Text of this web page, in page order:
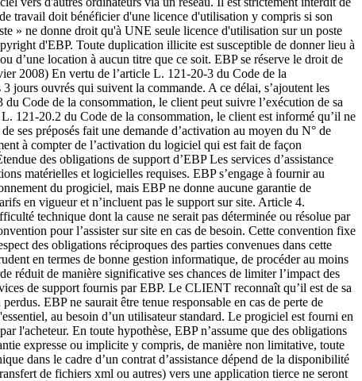
travail doit bénéficier d'une licence d'utilisation y compris si son
» ne donne droit qu'à UNE seule licence d'utilisation sur un poste
d'EBP. Toute duplication illicite est susceptible de donner lieu à
d’une location à aucun titre que ce soit. EBP se réserve le droit de
2008) En vertu de l’article L. 121-20-3 du Code de la
jours ouvrés qui suivent la commande. A ce délai, s’ajoutent les
Code de la consommation, le client peut suivre l’exécution de sa
121-20.2 du Code de la consommation, le client est informé qu’il ne
ses préposés fait une demande d’activation au moyen du N° de
à compter de l’activation du logiciel qui est fait de façon
des obligations de support d’EBP Les services d’assistance
matérielles et logicielles requises. EBP s’engage à fournir au
du progiciel, mais EBP ne donne aucune garantie de
en vigueur et n’incluent pas le support sur site. Article 4.
technique dont la cause ne serait pas déterminée ou résolue par
pour l’assister sur site en cas de besoin. Cette convention fixe
des obligations réciproques des parties convenues dans cette
en termes de bonne gestion informatique, de procéder au moins
réduit de manière significative ses chances de limiter l’impact des
de support fournis par EBP. Le CLIENT reconnaît qu’il est de sa
EBP ne saurait être tenue responsable en cas de perte de
au besoin d’un utilisateur standard. Le progiciel est fourni en
l'acheteur. En toute hypothèse, EBP n’assume que des obligations
expresse ou implicite y compris, de manière non limitative, toute
dans le cadre d’un contrat d’assistance dépend de la disponibilité
sont portées à la connaissance des clients d’abord sur le site internet www.ebp.com avec un préavis minimum de trois mois soit au plus tard le 1 er juin de chaque année pour une prise d’effet à compter du 1 er septembre de chaque année. Les tarifs sont enfin rappelés sur la facture de renouvellement au minimum 15 jours avant l’échéance du contrat.Article 2. Exécution, durée du contrat et rétractation Le présent contrat, ses annexes et ses Conditions Particulières, à l'exclusion de tout autre document, définissent toutes les conditions auxquelles sont fournis les services d’EBP. Le présent contrat entre en vigueur à sa souscription et est conclu par période d’une année à compter de son acceptation. Il est renouvelable annuellement par tacite reconduction pour une nouvelle durée de un an. La résiliation du contrat par l'une ou l'autre des parties devra être faite par lettre recommandée AR au moins 1 mois avant son échéance qui est la date anniversaire de sa souscription initiale. En conformité avec l’article L. 121-20.2 du Code de la consommation, le client est informé qu’il ne peut pas exercer son « droit de rétractation », auquel il renonce expressément. Et ce, dans la mesure où le présent contrat de services trouve un commencement d’exécution immédiatement à compter de l’acception du présent contrat qui est présumé se faire de façon concomitante avec sa souscription et/ou son règlement. Le client ayant un accès immédiat à tous les services du contrat. Article 3. Résiliation anticipée et règlement judiciaire 3.1.EBP pourra résilier de plein droit et sans préavis en cas de non-paiement par le CLIENT huit (8) jours calendaires après la date de réception par le CLIENT d'une mise en demeure par courrier recommandé avec accusé de réception ou en cas d'inexécution par le CLIENT de toute autre obligation importante aux termes du présent contrat. 3.2. L'une des parties pourra notifier à l'autre la résiliation immédiate du présent contrat en cas de, procédure de redressement judiciaire ou de liquidation judiciaire, dissolution ou cessation d'activité de l'autre partie pour quelque cause que ce soit. La résiliation du présent contrat, en application du présent article, sera acquise de plein droit et dans le délai d'un mois et sans qu'aucune procédure judiciaire ne soit nécessaire dès que la partie en défaut aura reçu notification de cette résiliation sous préavis d'un mois. Le contrat pendant cette période sera suspendu. Le mandataire judiciaire dispose d'un délai d'un mois pour réactiver le contrat et donc le poursuivre. Article 4. Accès aux services Pour bénéficier des services, objets du présent contrat, le client dispose d’un identifiant composé principalement d’un « N° de licence » qui est strictement personnel et confidentiel. Ce code d’accès ne doit être utilisé que par le Client et ne doit pas être communiqué ou cédé à titre gratuit ou onéreux à des tiers non parties au présent contrat. En conformité avec l’article L. 121-84-3 du Code de la consommation (« loi Chatel ») le service hot-line d’EBP est accessible depuis le territoire métropolitain, par un numéro d’appel fixe et non surtaxé. Article 5. Services fournis au titre du contrat de support Le support de base comprend : ? L’assistance téléphonique (hot-line) ou écrite (email, fax, courrier) du lundi au vendredi sauf jours fériés légaux de France Métropolitaine ? la correction sous forme d’une mise à jour au moyen d’une version mineure des anomalies constatées par EBP par rapport au fonctionnement normal, standard et reproductible du logiciel. La livraison des nouvelles versions correctives pouvant se faire par téléchargement sur Internet ou par expédition par courrier postal du support CD-Rom du logiciel. EBP informe le Client, par tous moyens à sa convenance, de la disponibilité d’une mise à jour. Cette information se fait principalement sur le site www.ebp.com. La nécessité de réaliser une mise à jour est déterminée unilatéralement par EBP au regard des évolutions technologiques et des dysfonctionnements constatés. En plus du support de base, il est proposé des options et services décrits dans les documents commerciaux annexes (tels que mises à jours majeures, traitements prioritaires, etc.) Le support ne comprend pas : ? le support des logiciels des partenaires tels que les éléments du Système d’exploitation en monoposte ou réseau (Windows, Serveur, navigateurs, etc.), les bases de données associées ( Pervasive SQL, MS-SQL, etc.) ou les outils complémentaires ( anti-virus, outils bureautiques, etc.) ? la migration vers des versions offrant des changements de niveau fonctionnel ( par exemple migration d’un niveau standard à PRO ), les changements de niveau de produit sont par contre accessibles au CLIENT moyennant paiement d'un complément de prix par rapport au droit de licence initialement payé. ? l'installation du logiciel sur le site et sur les ordinateurs du CLIENT, sa mise en route, le conseil spécifique, la formation, la saisie initiale de données, le paramétrage des modèles d’impression,... etc. Plus généralement tout service non explicitement prévu dans ce contrat est facturable séparément par EBP à partir d’un devis accepté ou par un prestataire de service approprié dûment sélectionné par le client. ? les conseils de nature juridique, comptable, fiscale, règlementaire, etc. EBP recommande aux entreprises de se tourner vers les professions règlementées (Experts-Comptables, conseils juridiques, etc.) ? la correction des défaillances des logiciels dues à une installation de matériels ou de logiciels tiers reconnus comme non conformes ou non compatibles par EBP ? la restauration de l'environnement (fichiers de paramétrage, bibliothèques, données...) en cas de destruction de ceux-ci Article 6. Conditions d'intervention et prise en main à distance Le CLIENT devra signaler de préférence par écrit, toute erreur dont il demande la correction en accompagnant sa demande d'une description des symptômes d'erreur constatés, des conditions d'exploitation du logiciel nécessaires pour faire apparaître l'erreur et si besoin des supports magnétiques comme indiqué à l’article 7. EBP fera de son mieux pour corriger en cas d’erreur reproductible, mais ne peut pas prendre d'engagement de résultat dans ce cas. Dans le cas où le logiciel est en situation de « blocage », EBP donn